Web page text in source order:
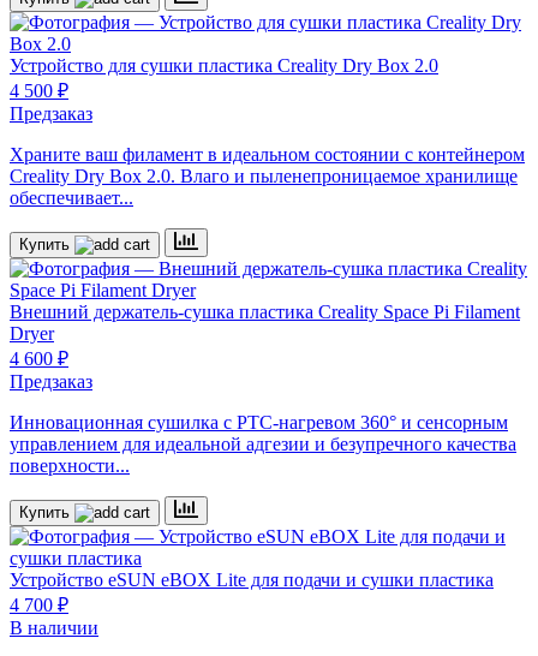
Устройство для сушки пластика Creality Dry Box 2.0
4 500 ₽
Предзаказ
Храните ваш филамент в идеальном состоянии с контейнером
Creality Dry Box 2.0. Влаго и пыленепроницаемое хранилище
обеспечивает...
Купить
Внешний держатель-сушка пластика Creality Space Pi Filament
Dryer
4 600 ₽
Предзаказ
Инновационная сушилка с PTC-нагревом 360° и сенсорным
управлением для идеальной адгезии и безупречного качества
поверхности...
Купить
Устройство eSUN eBOX Lite для подачи и сушки пластика
4 700 ₽
В наличии